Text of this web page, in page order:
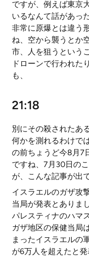
ですが、例えば東京
いるなんて話があっ
非常に原爆とは違う
ね、空から襲うとか
市、人を狙うという
ドローンで行われた
も、
21:18
別にその殺されたあ
何かを測れるわけで
の前ちょうど今8月7
ですね、7月30日の
が、こんな記事が出
イスラエルのガザ攻
当局が発表とありま
パレスティナのハマ
ガザ地区の保健当局
まったイスラエルの
が6万人を超えたと